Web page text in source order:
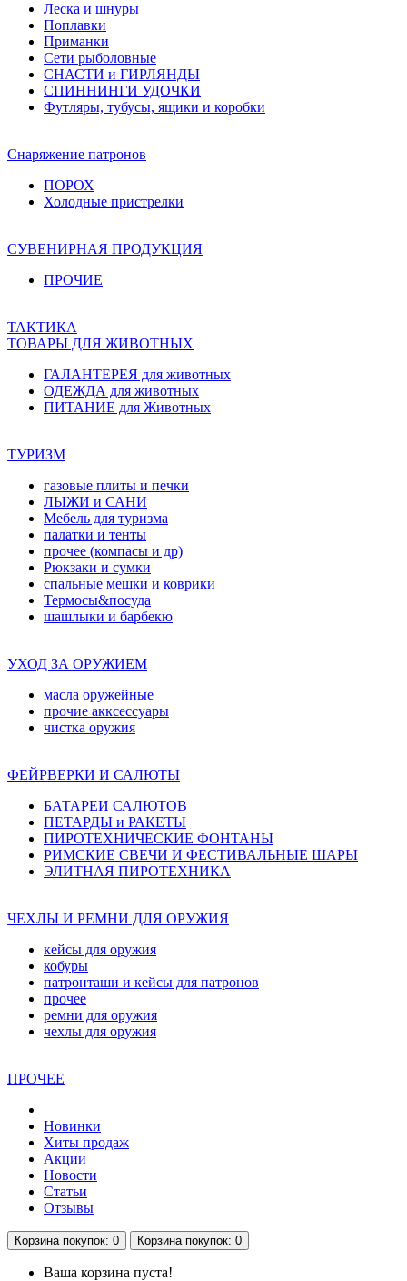
Леска и шнуры
Поплавки
Приманки
Сети рыболовные
СНАСТИ и ГИРЛЯНДЫ
СПИННИНГИ УДОЧКИ
Футляры, тубусы, ящики и коробки
Снаряжение патронов
ПОРОХ
Холодные пристрелки
СУВЕНИРНАЯ ПРОДУКЦИЯ
ПРОЧИЕ
ТАКТИКА
ТОВАРЫ ДЛЯ ЖИВОТНЫХ
ГАЛАНТЕРЕЯ для животных
ОДЕЖДА для животных
ПИТАНИЕ для Животных
ТУРИЗМ
газовые плиты и печки
ЛЫЖИ и САНИ
Мебель для туризма
палатки и тенты
прочее (компасы и др)
Рюкзаки и сумки
спальные мешки и коврики
Термосы&посуда
шашлыки и барбекю
УХОД ЗА ОРУЖИЕМ
масла оружейные
прочие акксессуары
чистка оружия
ФЕЙРВЕРКИ И САЛЮТЫ
БАТАРЕИ САЛЮТОВ
ПЕТАРДЫ и РАКЕТЫ
ПИРОТЕХНИЧЕСКИЕ ФОНТАНЫ
РИМСКИЕ СВЕЧИ И ФЕСТИВАЛЬНЫЕ ШАРЫ
ЭЛИТНАЯ ПИРОТЕХНИКА
ЧЕХЛЫ И РЕМНИ ДЛЯ ОРУЖИЯ
кейсы для оружия
кобуры
патронташи и кейсы для патронов
прочее
ремни для оружия
чехлы для оружия
ПРОЧЕЕ
Новинки
Хиты продаж
Акции
Новости
Статьи
Отзывы
Корзина покупок: 0 Корзина покупок: 0
Ваша корзина пуста!